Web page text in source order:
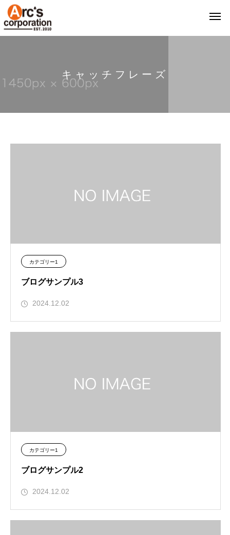
キ ャ ッ チ フ レ ー ズ
カテゴリー1
ブログサンプル3
2024.12.02
カテゴリー1
ブログサンプル2
2024.12.02